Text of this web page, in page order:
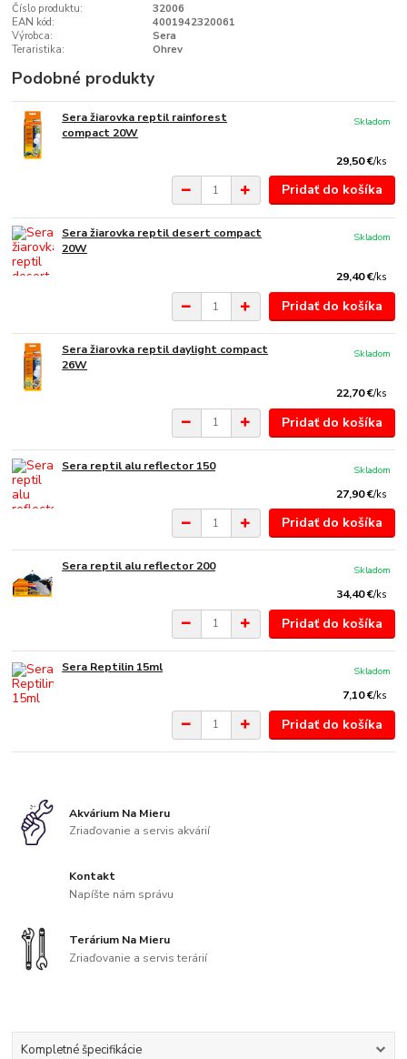
Číslo produktu:
32006
EAN kód:
4001942320061
Výrobca:
Sera
Teraristika:
Ohrev
Podobné produkty
Sera žiarovka reptil rainforest
compact 20W
29,50 €/ks
Skladom
Pridať do košíka
Sera žiarovka reptil desert compact
20W
29,40 €/ks
Skladom
Pridať do košíka
Sera žiarovka reptil daylight compact
26W
22,70 €/ks
Skladom
Pridať do košíka
Sera reptil alu reflector 150
27,90 €/ks
Skladom
Pridať do košíka
Sera reptil alu reflector 200
34,40 €/ks
Skladom
Pridať do košíka
Sera Reptilin 15ml
7,10 €/ks
Skladom
Pridať do košíka
Akvárium Na Mieru
Zriaďovanie a servis akvárií
Kontakt
Napíšte nám správu
Terárium Na Mieru
Zriaďovanie a servis terárií
Kompletné špecifikácie